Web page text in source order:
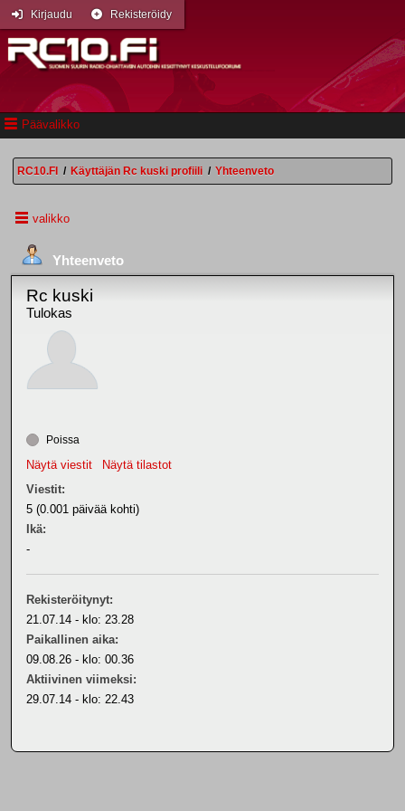
Päävalikko
Kirjaudu Rekisteröidy
RC10.FI / Käyttäjän Rc kuski profiili / Yhteenveto
valikko
Yhteenveto
Rc kuski
Tulokas
Poissa
Näytä viestit
Näytä tilastot
Viestit:
5 (0.001 päivää kohti)
Ikä:
-
Rekisteröitynyt:
21.07.14 - klo: 23.28
Paikallinen aika:
09.08.26 - klo: 00.36
Aktiivinen viimeksi:
29.07.14 - klo: 22.43